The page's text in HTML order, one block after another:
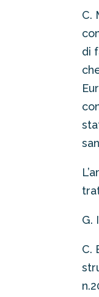
C.
di
G.
C.